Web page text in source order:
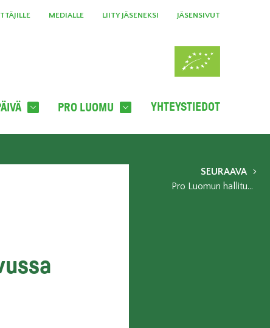
MEDIALLE LIITY JÄSENEKSI JÄSENSIVUT
PRO LUOMU YHTEYSTIEDOT
SEURAAVA
Pro Luomun hallitus uudistui